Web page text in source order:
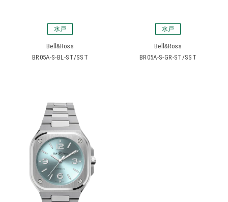
水戸
Bell&Ross
BR05A-S-BL-ST/SST
水戸
Bell&Ross
BR05A-S-GR-ST/SST